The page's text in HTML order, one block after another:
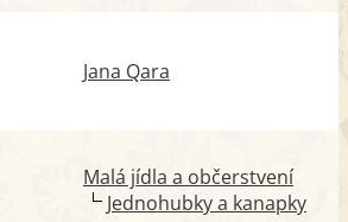
Jana Qara
Malá jídla a občerstvení
Jednohubky a kanapky